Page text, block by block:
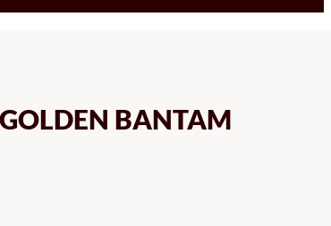
BANTAM